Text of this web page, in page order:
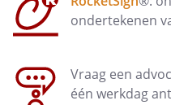
inbreuken op een
opgetreden en welke
ondertekenen
Vraag een
één werkdag